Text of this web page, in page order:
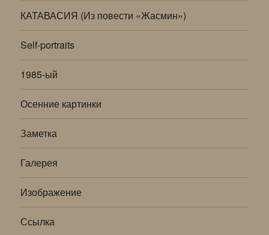
КАТАВАСИЯ (Из повести «Жасмин»)
Self-portraits
1985-ый
Осенние картинки
Заметка
Галерея
Изображение
Ссылка